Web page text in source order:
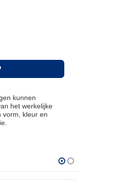
kunnen
het werkelijke
vorm, kleur en